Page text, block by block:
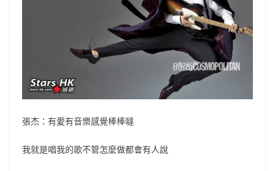
張杰：有愛有音樂感覺棒棒噠
我就是唱我的歌不管怎麼做都會有人說